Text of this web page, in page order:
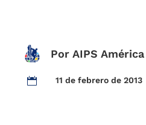
Por AIPS América
 11 de febrero de 2013